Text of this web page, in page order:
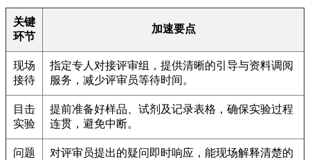
关键
环节
加速要点
现场
接待
指定专人对接评审组，提供清晰的引导与资料调阅
服务，减少评审员等待时间。
目击
实验
提前准备好样品、试剂及记录表格，确保实验过程
连贯，避免中断。
问题
对评审员提出的疑问即时响应，能现场解释清楚的